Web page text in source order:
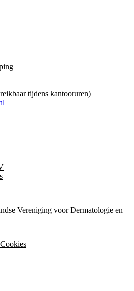
tijdens kantooruren)
Vereniging voor Dermatologie en
Cookies